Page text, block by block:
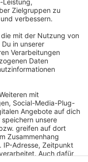
Freibad